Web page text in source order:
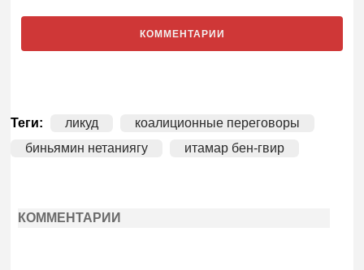
КОММЕНТАРИИ
Теги: ликуд
коалиционные переговоры
биньямин нетаниягу
итамар бен-гвир
КОММЕНТАРИИ